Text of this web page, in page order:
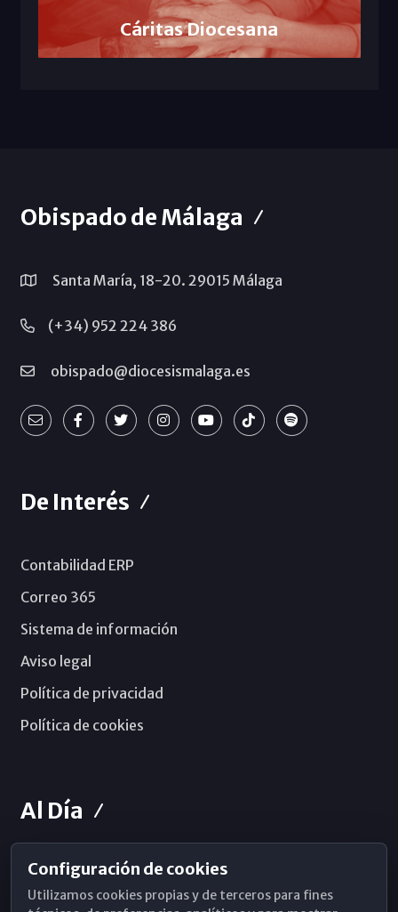
Cáritas Diocesana
Obispado de Málaga
Santa María, 18-20. 29015 Málaga
(+34) 952 224 386
obispado@diocesismalaga.es
De Interés
Contabilidad ERP
Correo 365
Sistema de información
Aviso legal
Política de privacidad
Política de cookies
Al Día
Horarios de Misa
Hemeroteca
Configuración de cookies
Utilizamos cookies propias y de terceros para fines